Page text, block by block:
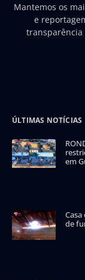
Mantemos os
e
transparência
ÚLTIMAS NOTÍCIAS
em
de